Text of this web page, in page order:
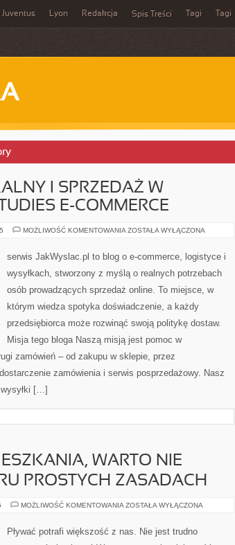
Juventus Lyon Redakcja Spis Treści Tagi Tagi
I SPRZEDAŻ W
E-COMMERCE
MOŻLIWOŚĆ KOMENTOWANIA E-
SPRZEDAŻ
REGIONIE
CASE
E-
COMMERCE
ZOSTAŁA WYŁĄCZONA
serwis JakWyslac.pl to blog o e-commerce, logistyce i
wysyłkach, stworzony z myślą o realnych potrzebach
osób prowadzących sprzedaż online. To miejsce, w
którym wiedza spotyka doświadczenie, a każdy
przedsiębiorca może rozwinąć swoją politykę dostaw.
Misja tego bloga Naszą misją jest pomoc w
zamówień – od zakupu w sklepie, przez
zamówienia i serwis posprzedażowy. Nasz
[…]
WARTO NIE
PROSTYCH ZASADACH
MOŻLIWOŚĆ KOMENTOWANIA PRZY
WARTO
NIE
ZOSTAŁA WYŁĄCZONA
Pływać potrafi większość z nas. Nie jest trudno